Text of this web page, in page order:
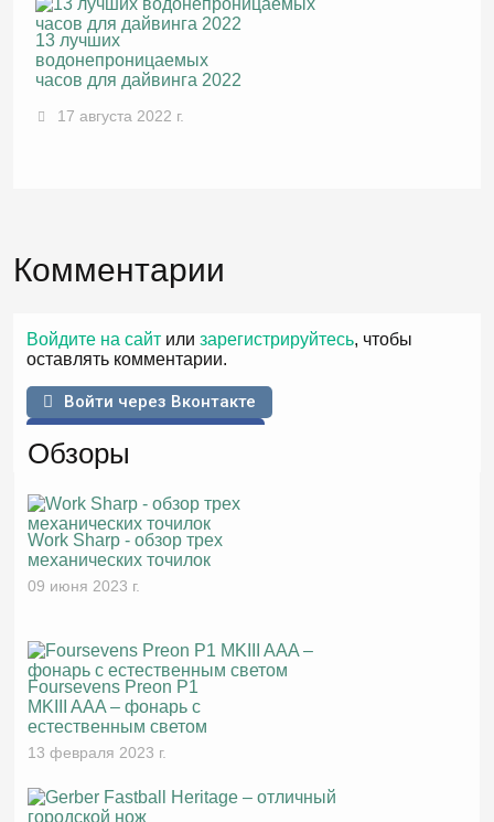
13 лучших
водонепроницаемых
часов для дайвинга 2022
17 августа 2022 г.
Комментарии
Войдите на сайт или зарегистрируйтесь, чтобы
оставлять комментарии.
Войти через Вконтакте
Обзоры
Work Sharp - обзор трех
механических точилок
09 июня 2023 г.
Foursevens Preon P1
MKIII AAA – фонарь с
естественным светом
13 февраля 2023 г.